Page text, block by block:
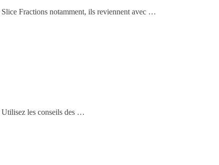
Fractions notamment, ils reviennent avec …
Utilisez les conseils des …